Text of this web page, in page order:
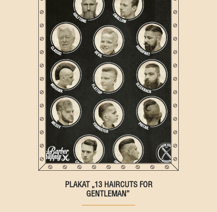
PLAKAT „13 HAIRCUTS FOR
GENTLEMAN”